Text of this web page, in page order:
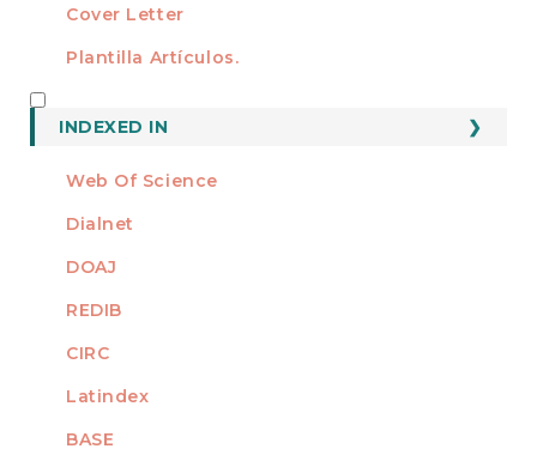
Cover Letter
Plantilla Artículos.
INDEXED IN
Web Of Science
Dialnet
DOAJ
REDIB
CIRC
Latindex
BASE